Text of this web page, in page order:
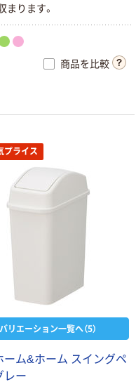
ま り ます。
商品を比較
プライス
バリエーション一覧へ（5）
ーム&ホーム スイ ングペ
レー